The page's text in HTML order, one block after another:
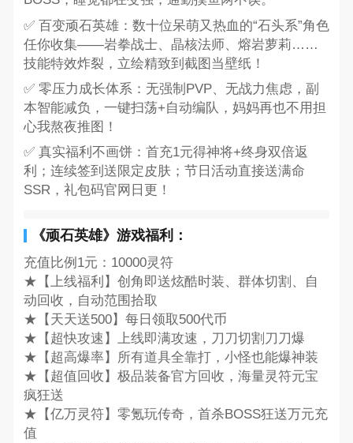
✅ 百变顽石英雄：数十位呆萌又热血的“石头系”角色
任你收集——岩拳战士、晶核法师、熔岩萝莉……
技能特效炸裂，立绘精致到截图当壁纸！
✅ 零压力成长体系：无强制PVP、无战力焦虑，副
本智能减负，一键扫荡+自动编队，妈妈再也不用担
心我熬夜推图！
✅ 真实福利不画饼：首充1元得神将+终身双倍返
利；连续签到送限定皮肤；节日活动直接送满命
SSR，礼包码官网日更！
《顽石英雄》游戏福利：
充值比例1元：10000灵符
★【上线福利】创角即送炫酷时装、群体切割、自
动回收，自动范围拾取
★【天天送500】每日领取500代币
★【超快攻速】上线即满攻速，刀刀切割刀刀爆
★【超高爆率】所有道具全靠打，小怪也能爆神装
★【超值回收】极品装备官方回收，海量灵符元宝
疯狂送
★【亿万灵符】零氪玩传奇，首杀BOSS狂送万元充
值